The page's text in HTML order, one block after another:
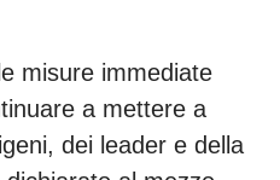
misure immediate
a mettere a
dei leader e della